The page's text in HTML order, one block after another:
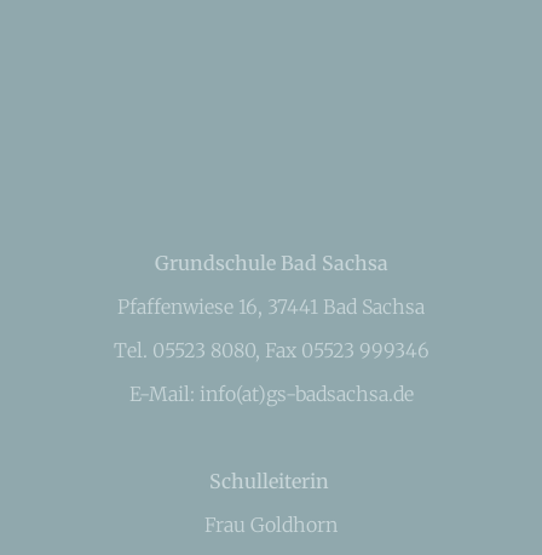
Grundschule Bad Sachsa
Pfaffenwiese 16, 37441 Bad Sachsa
Tel. 05523 8080, Fax 05523 999346
E-Mail: info(at)gs-badsachsa.de
Schulleiterin
Frau Goldhorn